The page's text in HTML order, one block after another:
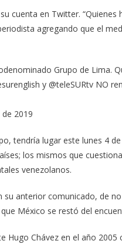
cuenta en Twitter. “Quienes
agregando que el
Grupo de Lima.
y @teleSURtv NO
2019
tendría lugar este lunes 4
los mismos que
venezolanos.
anterior comunicado, de
México se restó del
Chávez en el año